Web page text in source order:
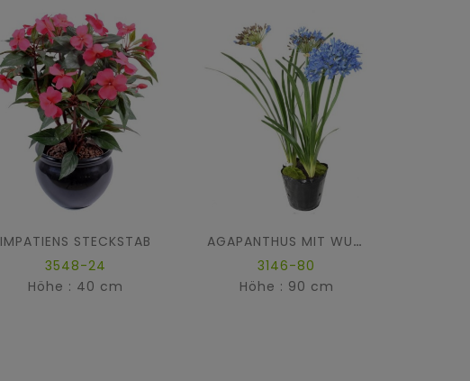
IMPATIENS STECKSTAB
3548-24
Höhe : 40 cm
AGAPANTHUS MIT WURZELBALLEN
3146-80
Höhe : 90 cm